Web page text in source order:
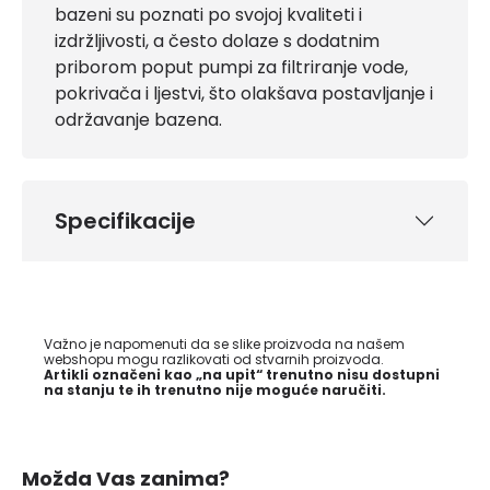
bazeni su poznati po svojoj kvaliteti i
izdržljivosti, a često dolaze s dodatnim
priborom poput pumpi za filtriranje vode,
pokrivača i ljestvi, što olakšava postavljanje i
održavanje bazena.
Specifikacije
Važno je napomenuti da se slike proizvoda na našem
webshopu mogu razlikovati od stvarnih proizvoda.
Artikli označeni kao „na upit“ trenutno nisu dostupni
na stanju te ih trenutno nije moguće naručiti.
Možda Vas zanima?